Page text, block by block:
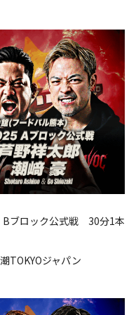
ブロック公式戦 30分1本
ジャパン